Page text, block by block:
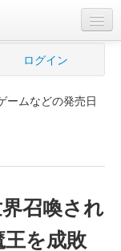
ログイン
ームなどの発売日
召喚され
を成敗